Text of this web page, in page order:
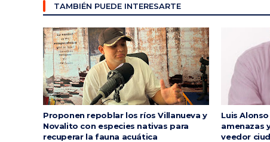
TAMBIÉN PUEDE INTERESARTE
Proponen repoblar los ríos Villanueva y
Novalito con especies nativas para
recuperar la fauna acuática
Luis
amenazas
veedor